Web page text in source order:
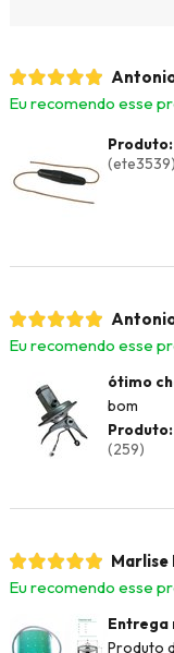
Eu recomendo esse
Produto:
(ete3539)
Eu recomendo esse
ótimo
bom
Produto:
(259)
Marlise
Eu recomendo esse
Entrega
Produto